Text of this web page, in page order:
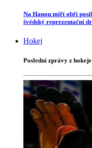
Na Hanou míří obří
švédský reprezentační
Hokej
Poslední zprávy z hokeje